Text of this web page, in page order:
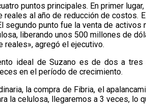
puntos principales. En primer
al año de reducción de costos.
segundo punto fue la venta de
liberando unos 500 millones de
reales», agregó el ejecutivo.
ideal de Suzano es de dos a
en el período de crecimiento.
la compra de Fibria, el
la celulosa, llegaremos a 3 veces, lo